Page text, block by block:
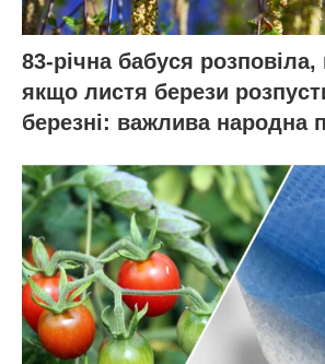
83-річна бабуся
якщо листя берези
березні: важлива народна